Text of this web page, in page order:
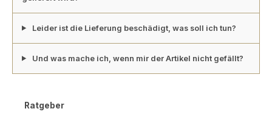
Leider ist die Lieferung beschädigt, was soll ich tun?
Und was mache ich, wenn mir der Artikel nicht gefällt?
Ratgeber